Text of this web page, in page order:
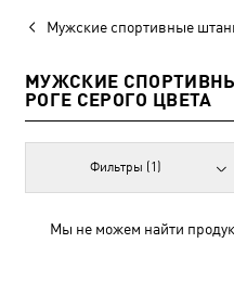
Мужские спортивные
МУЖСКИЕ
РОГЕ СЕРОГО ЦВЕТА
Фильтры (1)
Мы не можем найти